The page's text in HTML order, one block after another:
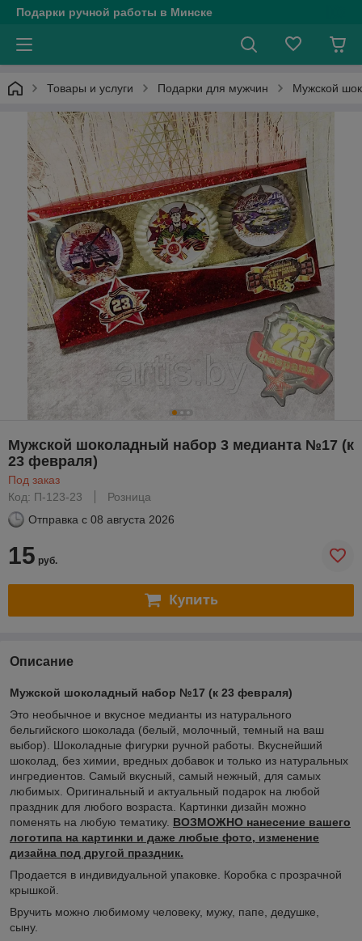
Подарки ручной работы в Минске
Товары и услуги Подарки для мужчин Мужской
Мужской шоколадный набор 3 медианта №17 (к
23 февраля)
Под заказ
Код: П-123-23
Розница
Отправка с 08 августа 2026
15 руб.
Купить
Описание
Мужской шоколадный набор №17 (к 23 февраля)
Это необычное и вкусное медианты из натурального
бельгийского шоколада (белый, молочный, темный на ваш
выбор). Шоколадные фигурки ручной работы. Вкуснейший
шоколад, без химии, вредных добавок и только из натуральных
ингредиентов. Самый вкусный, самый нежный, для самых
любимых. Оригинальный и актуальный подарок на любой
праздник для любого возраста. Картинки дизайн можно
поменять на любую тематику. ВОЗМОЖНО нанесение вашего
логотипа на картинки и даже любые фото, изменение
дизайна под другой праздник.
Продается в индивидуальной упаковке. Коробка с прозрачной
крышкой.
Вручить можно любимому человеку, мужу, папе, дедушке,
сыну.